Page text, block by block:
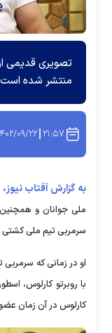
تصویری قدیمی
منتشر شده
۲۱:۵۷ ۱۴۰۲/۰۹/
به گزارش آفتاب نیوز،
ملی جوانان و
سرمربی تیم ملی کشتی
او در زمانی که سرمربی
با روبرتو کارلوس،
کارلوس در آن زمان